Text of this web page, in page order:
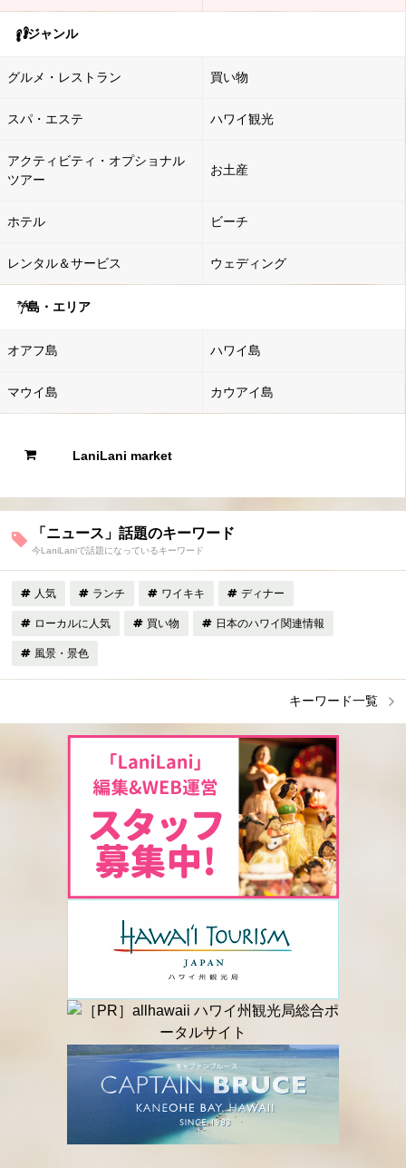
ジャンル
グルメ・レストラン 買い物
スパ・エステ ハワイ観光
アクティビティ・オプショナル
ツアー
お土産
ホテル ビーチ
レンタル＆サービス ウェディング
島・エリア
オアフ島 ハワイ島
マウイ島 カウアイ島
LaniLani market
「ニュース」話題のキーワード
今LaniLaniで話題になっているキーワード
人気 ランチ ワイキキ ディナー
ローカルに人気 買い物 日本のハワイ関連情報
風景・景色
キーワード一覧